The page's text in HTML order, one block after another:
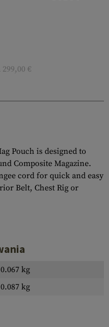
€
Pouch is designed to
Composite Magazine.
cord for quick and easy
Belt, Chest Rig or
0.067 kg
0.087 kg